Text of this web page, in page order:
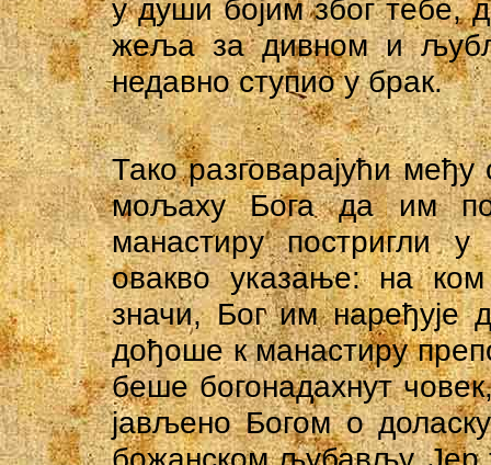
у души бојим због тебе,
жеља за дивном и
недавно ступио у брак.
Тако разговарајући
мољаху Бога да им
манастиру постригли
овакво указање: на ком
значи, Бог им
дођоше к манастиру
беше богонадахнут
јављено Богом о